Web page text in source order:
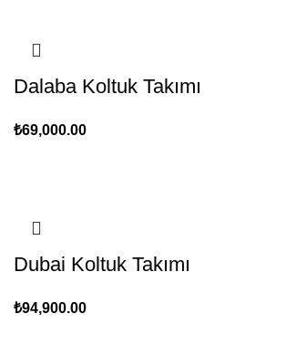
Dalaba Koltuk Takımı
₺69,000.00
Dubai Koltuk Takımı
₺94,900.00